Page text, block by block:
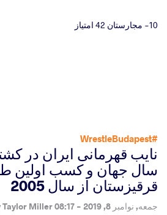
10- مجارستان 42 امتیاز
#WrestleBudapest
سال جهان و کسب اولین
قرقیزستان از سال 2005
جمعه, نوامبر 8, 2019 - 08:17 Taylor Miller